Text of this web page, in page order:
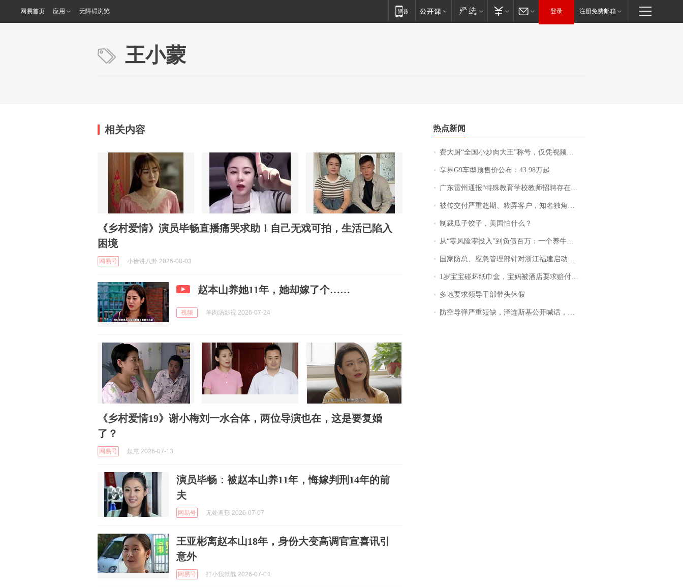
网易首页 应用 无障碍浏览 登录 注册免费邮箱
王小蒙
相关内容
《乡村爱情》演员毕畅直播痛哭求助！自己无戏可拍，生活已陷入
困境
网易号 小徐讲八卦 2026-08-03
赵本山养她11年，她却嫁了个……
视频 羊肉汤影视 2026-07-24
《乡村爱情19》谢小梅刘一水合体，两位导演也在，这是要复婚
了？
网易号 娱慧 2026-07-13
演员毕畅：被赵本山养11年，悔嫁判刑14年的前
夫
网易号 无处遁形 2026-07-07
王亚彬离赵本山18年，身份大变高调官宣喜讯引
意外
网易号 打小我就醜 2026-07-04
热点新闻
费大厨“全国小炒肉大王”称号，仅凭视频评出？中国烹饪协会回应
享界G9车型预售价公布：43.98万起
广东雷州通报“特殊教育学校教师招聘存在违规行为”：已启动问责程序 副校长被停职
被传交付严重超期、糊弄客户，知名独角兽车企创始人回应：都没证据，将依法采取措施，“本人长期与美国交管局保持沟通，对方表示肯定”
制裁瓜子饺子，美国怕什么？
从“零风险零投入”到负债百万：一个养牛项目崩盘后，谁该为农户的贷款买单丨红星调查
国家防总、应急管理部针对浙江福建启动防汛防台风四级应急响应
1岁宝宝碰坏纸巾盒，宝妈被酒店要求赔付924元！三亚一酒店回复：骨瓷定制！网友一查价格，吵翻了
多地要求领导干部带头休假
防空导弹严重短缺，泽连斯基公开喊话，乌克兰失去导弹拦截能力？